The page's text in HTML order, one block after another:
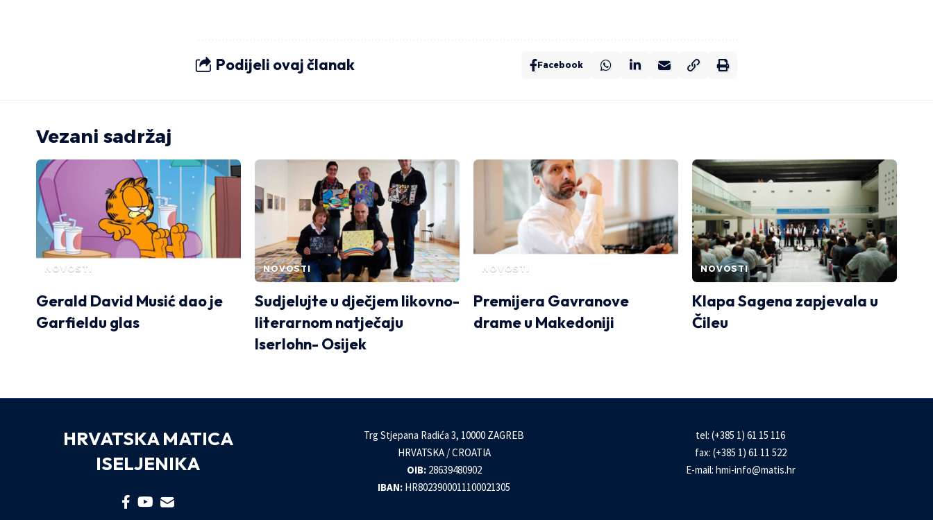
Podijeli ovaj članak Facebook
Vezani sadržaj
NOVOSTI
Gerald David Musić dao je
Garfieldu glas
NOVOSTI
Sudjelujte u dječjem likovno-
literarnom natječaju
Iserlohn- Osijek
NOVOSTI
Premijera Gavranove
drame u Makedoniji
NOVOSTI
Klapa Sagena zapjevala u
Čileu
HRVATSKA MATICA
ISELJENIKA
Trg Stjepana Radića 3, 10000 ZAGREB
HRVATSKA / CROATIA
OIB:28639480902
IBAN: HR8023900011100021305
tel: (+385 1) 61 15 116
fax: (+385 1) 61 11 522
E-mail: hmi-info@matis.hr